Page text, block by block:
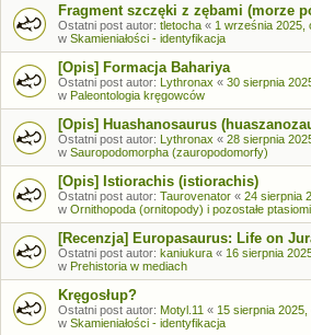
Fragment szczęki z zębami (morze
Ostatni post autor: tletocha « 1 września 2025,
w Skamieniałości - identyfikacja
[Opis] Formacja Bahariya
Ostatni post autor: Lythronax « 30 sierpnia
w Paleontologia kręgowców
[Opis] Huashanosaurus
Ostatni post autor: Lythronax « 28 sierpnia
w Sauropodomorpha (zauropodomorfy)
[Opis] Istiorachis (istiorachis)
Ostatni post autor: Taurovenator « 24 sierpnia
w Ornithopoda (ornitopody) i pozostałe
[Recenzja] Europasaurus: Life on
Ostatni post autor: kaniukura « 16 sierpnia
w Prehistoria w mediach
Kręgosłup?
Ostatni post autor: Motyl.11 « 15 sierpnia 2025,
w Skamieniałości - identyfikacja